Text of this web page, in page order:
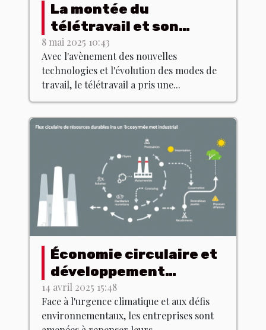
La montée du
télétravail et son
impact sur l'immobilier
commercial
8 mai 2025 10:43
Avec l'avènement des nouvelles
technologies et l'évolution des modes de
travail, le télétravail a pris une...
Économie circulaire et
développement
durable comment les
entreprises adaptent
leurs modèles
14 avril 2025 15:48
Face à l'urgence climatique et aux défis
environnementaux, les entreprises sont